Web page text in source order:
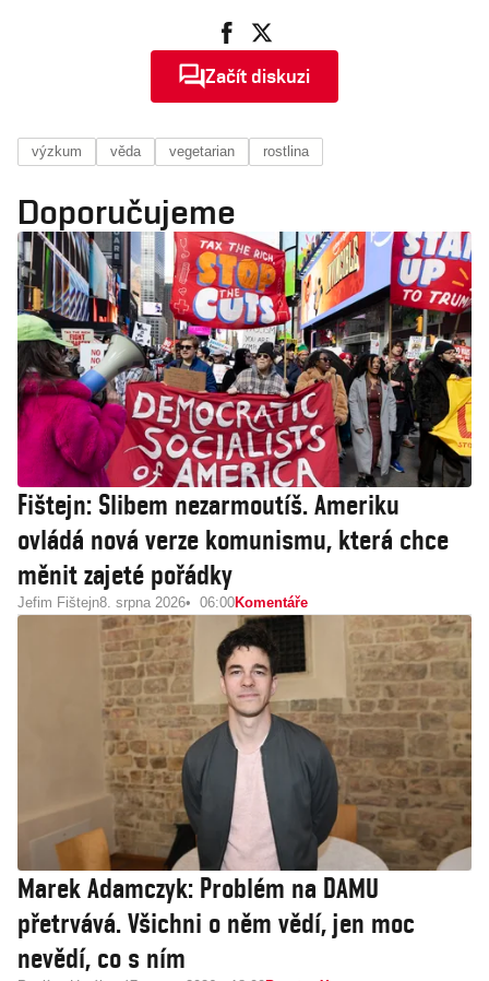
Začít diskuzi
výzkum věda vegetarian rostlina
Doporučujeme
Fištejn: Slibem nezarmoutíš. Ameriku
ovládá nová verze komunismu, která chce
měnit zajeté pořádky
Jefim Fištejn8. srpna 2026 06:00Komentáře
Marek Adamczyk: Problém na DAMU
přetrvává. Všichni o něm vědí, jen moc
nevědí, co s ním